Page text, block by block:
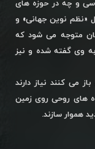
و چه در حوزه های
«نظم نوین جهانی» و
متوجه می شود که
وی گفته شده و نیز
می کنند نیاز دارند
های روحی روی زمین
هموار سازند.